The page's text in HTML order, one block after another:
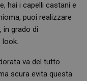
hai i capelli castani e
puoi realizzare
in grado di
look.
va del tutto
scura evita questa